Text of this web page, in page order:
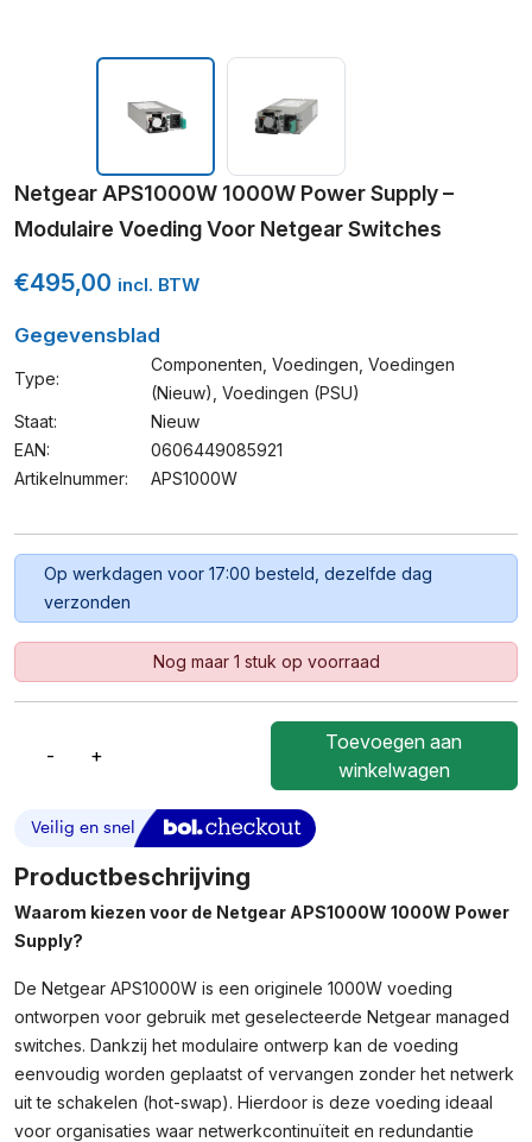
Netgear APS1000W 1000W Power Supply –
Modulaire Voeding Voor Netgear Switches
€495,00 incl. BTW
Gegevensblad
Type:
Componenten Voedingen Voedingen
(nieuw) Voedingen (PSU)
Staat:
Nieuw
EAN:
0606449085921
Artikelnummer:
APS1000W
Op werkdagen voor 17:00 besteld, dezelfde dag
verzonden
Nog maar 1 stuk op voorraad
-
1000W
Power
Supply
–
Modulaire
Voeding
Netgear
Switches
Aantal
+
Toevoegen aan
winkelwagen
Productbeschrijving
Waarom kiezen voor de Netgear APS1000W 1000W Power
Supply?
De Netgear APS1000W is een originele 1000W voeding
ontworpen voor gebruik met geselecteerde Netgear managed
switches. Dankzij het modulaire ontwerp kan de voeding
eenvoudig worden geplaatst of vervangen zonder het netwerk
uit te schakelen (hot-swap). Hierdoor is deze voeding ideaal
voor organisaties waar netwerkcontinuïteit en redundantie